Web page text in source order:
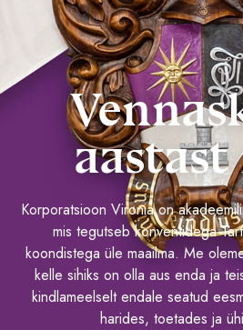
aastast
Korporatsioon Vironia on
mis tegutseb konventidega
koondistega üle maailma. Me
kelle sihiks on olla aus enda ja
kindlameelselt endale seatud
harides, toetades ja